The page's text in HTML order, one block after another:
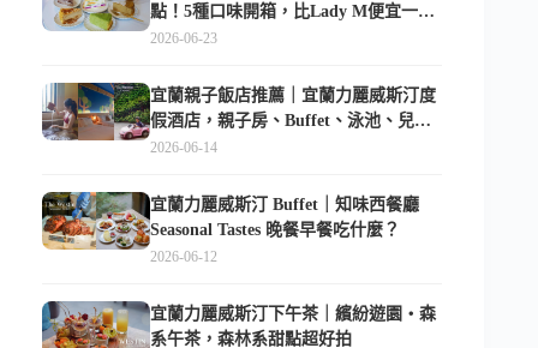
點！5種口味開箱，比Lady M便宜一半
的台北隱藏版
2026-06-23
宜蘭親子飯店推薦｜宜蘭力麗威斯汀度
假酒店，親子房、Buffet、泳池、兒童
俱樂部超適合放電
2026-06-14
宜蘭力麗威斯汀 Buffet｜知味西餐廳
Seasonal Tastes 晚餐早餐吃什麼？
2026-06-12
宜蘭力麗威斯汀下午茶｜繽紛遊園・森
系午茶，森林系甜點超好拍